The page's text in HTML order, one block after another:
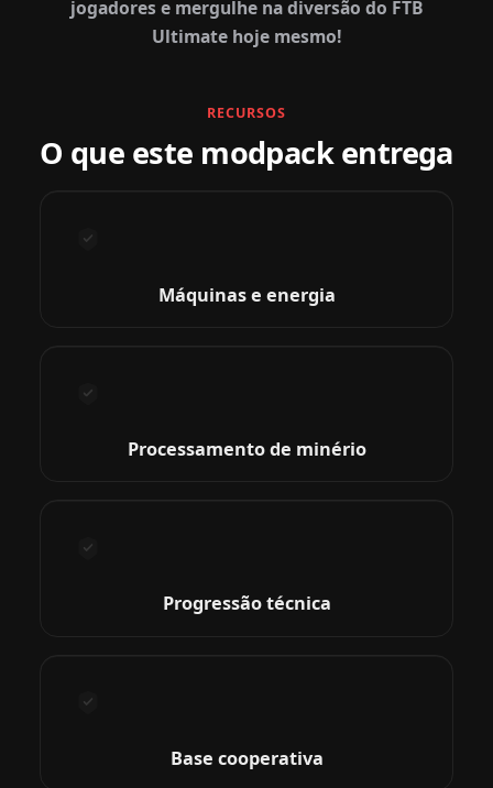
jogadores e mergulhe na diversão do FTB
Ultimate hoje mesmo!
RECURSOS
O que este modpack entrega
Máquinas e energia
Processamento de minério
Progressão técnica
Base cooperativa